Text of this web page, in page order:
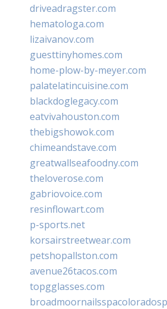
driveadragster.com
hematologa.com
lizaivanov.com
guesttinyhomes.com
home-plow-by-meyer.com
palatelatincuisine.com
blackdoglegacy.com
eatvivahouston.com
thebigshowok.com
chimeandstave.com
greatwallseafoodny.com
theloverose.com
gabriovoice.com
resinflowart.com
p-sports.net
korsairstreetwear.com
petshopallston.com
avenue26tacos.com
topgglasses.com